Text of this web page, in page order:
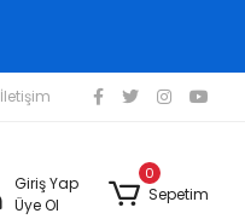
İletişim
Giriş Yap
Üye Ol
0
Sepetim